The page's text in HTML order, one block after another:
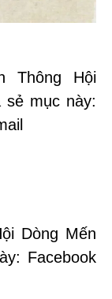
Thông Hội
sẻ mục này:
Dòng Mến
Facebook